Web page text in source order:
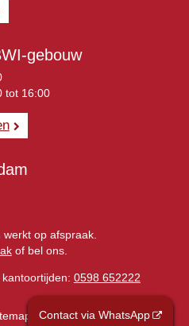
Contact via WhatsApp
gebouw
tot 16:00
werkt op afspraak.
of bel ons.
0598 652222
Privacyverklaring